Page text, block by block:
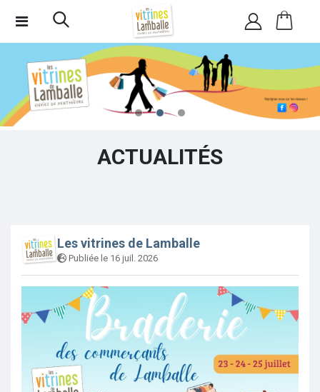
ACTUALITÉS
Les vitrines de Lamballe
Publiée le 16 juil. 2026